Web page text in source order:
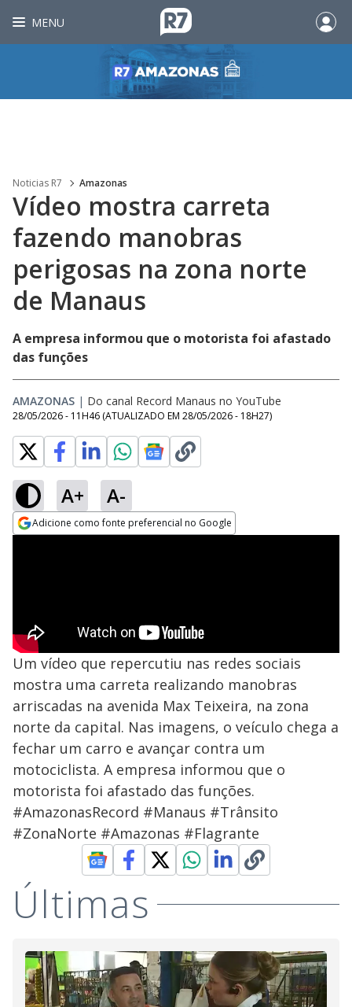
MENU
Noticias R7 Amazonas
Vídeo mostra carreta
fazendo manobras
perigosas na zona norte
de Manaus
A empresa informou que o motorista foi afastado
das funções
AMAZONAS | Do canal Record Manaus no YouTube
28/05/2026 - 11H46 (ATUALIZADO EM 28/05/2026 - 18H27)
A+ A-
Adicione como fonte preferencial no Google
Um vídeo que repercutiu nas redes sociais
mostra uma carreta realizando manobras
arriscadas na avenida Max Teixeira, na zona
norte da capital. Nas imagens, o veículo chega a
fechar um carro e avançar contra um
motociclista. A empresa informou que o
motorista foi afastado das funções.
#AmazonasRecord #Manaus #Trânsito
#ZonaNorte #Amazonas #Flagrante
Últimas